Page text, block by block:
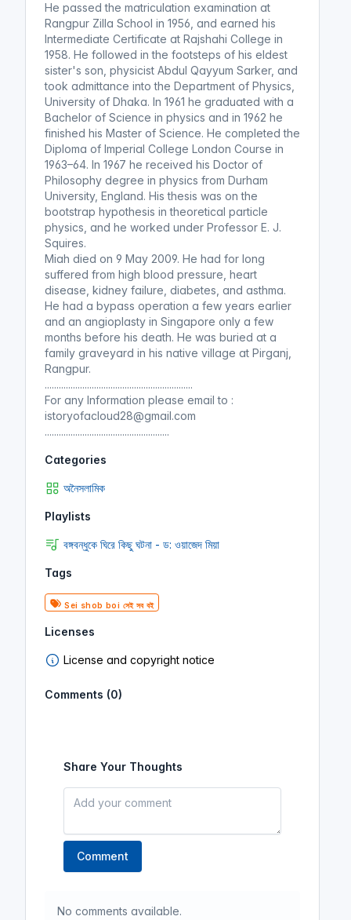
He passed the matriculation examination at
Rangpur Zilla School in 1956, and earned his
Intermediate Certificate at Rajshahi College in
1958. He followed in the footsteps of his eldest
sister's son, physicist Abdul Qayyum Sarker, and
took admittance into the Department of Physics,
University of Dhaka. In 1961 he graduated with a
Bachelor of Science in physics and in 1962 he
finished his Master of Science. He completed the
Diploma of Imperial College London Course in
1963–64. In 1967 he received his Doctor of
Philosophy degree in physics from Durham
University, England. His thesis was on the
bootstrap hypothesis in theoretical particle
physics, and he worked under Professor E. J.
Squires.
Miah died on 9 May 2009. He had for long
suffered from high blood pressure, heart
disease, kidney failure, diabetes, and asthma.
He had a bypass operation a few years earlier
and an angioplasty in Singapore only a few
months before his death. He was buried at a
family graveyard in his native village at Pirganj,
Rangpur.
...............................................................
For any Information please email to :
istoryofacloud28@gmail.com
.....................................................
Categories
অনৈসলামিক
Playlists
বঙ্গবন্ধুকে ঘিরে কিছু ঘটনা - ড: ওয়াজেদ মিয়া
Tags
Sei shob boi সেই সব বই
Licenses
License and copyright notice
Comments (0)
Share Your Thoughts
Comment
No comments available.